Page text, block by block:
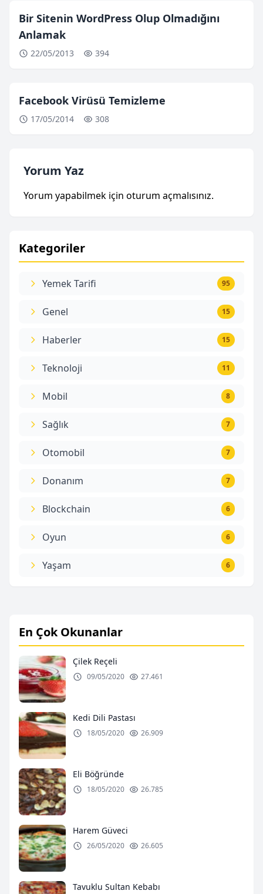
Kategoriler
Yemek Tarifi 95
Genel 15
Haberler 15
Teknoloji 11
Mobil 8
Sağlık 7
Otomobil 7
Donanım 7
Blockchain 6
Oyun 6
Yaşam 6
Bir Sitenin WordPress Olup Olmadığını
Anlamak
22/05/2013 394
Facebook Virüsü Temizleme
17/05/2014 308
Yorum Yaz
Yorum yapabilmek için oturum açmalısınız.
En Çok Okunanlar
Çilek Reçeli
09/05/2020 27.461
Kedi Dili Pastası
18/05/2020 26.909
Eli Böğründe
18/05/2020 26.785
Harem Güveci
26/05/2020 26.605
Tavuklu Sultan Kebabı